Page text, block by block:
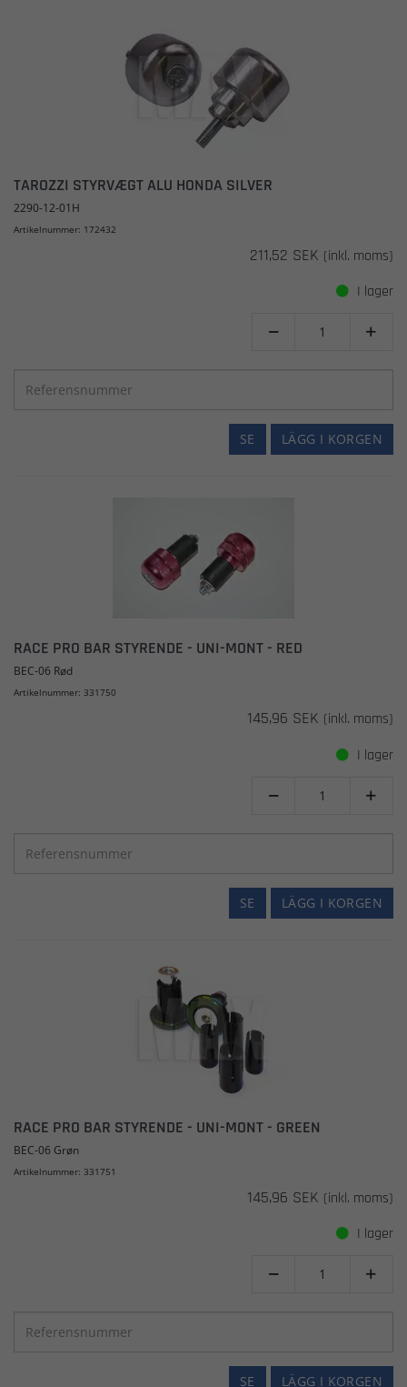
TAROZZI STYRVÆGT ALU HONDA SILVER
2290-12-01H
Artikelnummer: 172432
211,52 SEK (inkl. moms)
I lager
 
LÄGG I KORGEN
SE
RACE PRO BAR STYRENDE - UNI-MONT - RED
BEC-06 Rød
Artikelnummer: 331750
145,96 SEK (inkl. moms)
I lager
 
LÄGG I KORGEN
SE
RACE PRO BAR STYRENDE - UNI-MONT - GREEN
BEC-06 Grøn
Artikelnummer: 331751
145,96 SEK (inkl. moms)
I lager
 
LÄGG I KORGEN
SE